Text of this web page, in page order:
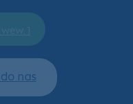
1
nas